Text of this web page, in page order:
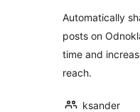
Automatically
posts on
time and
reach.
ksander